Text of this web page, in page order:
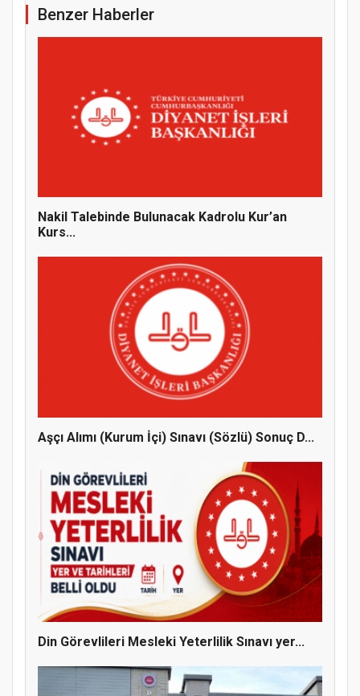
MÜFTÜ ABULSELAM ÖZDERE’YE ZİYARET
Benzer Haberler
Nakil Talebinde Bulunacak Kadrolu Kur’an
Kurs...
Aşçı Alımı (Kurum İçi) Sınavı (Sözlü) Sonuç D...
Din Görevlileri Mesleki Yeterlilik Sınavı yer...